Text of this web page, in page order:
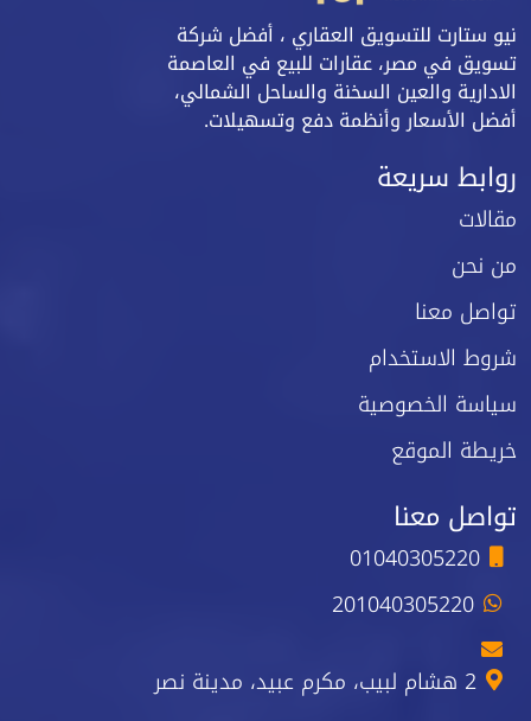
نيو ستارت للتسويق العقاري ، أفضل شركة
تسويق في مصر، عقارات للبيع في العاصمة
الادارية والعين السخنة والساحل الشمالي،
أفضل الأسعار وأنظمة دفع وتسهيلات.
روابط سريعة
مقالات
من نحن
تواصل معنا
شروط الاستخدام
سياسة الخصوصية
خريطة الموقع
تواصل معنا
01040305220
201040305220
2 هشام لبيب، مكرم عبيد، مدينة نصر